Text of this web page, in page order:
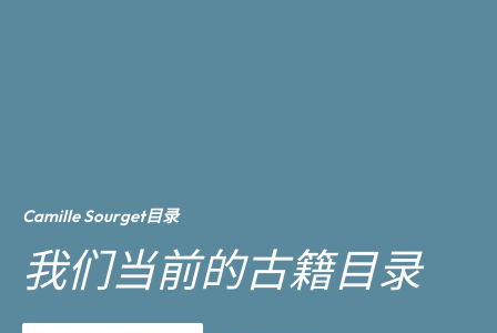
Camille Sourget目录
我们当前的古籍目录